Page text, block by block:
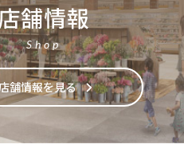
舗情報
Shop
舗情報を見る